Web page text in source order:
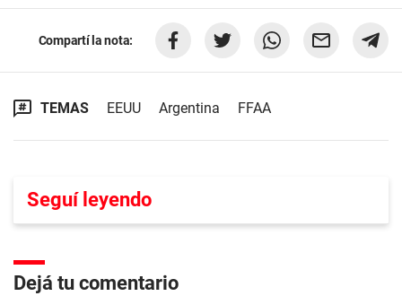
Compartí la nota:
TEMAS EEUU Argentina FFAA
Seguí leyendo
Dejá tu comentario